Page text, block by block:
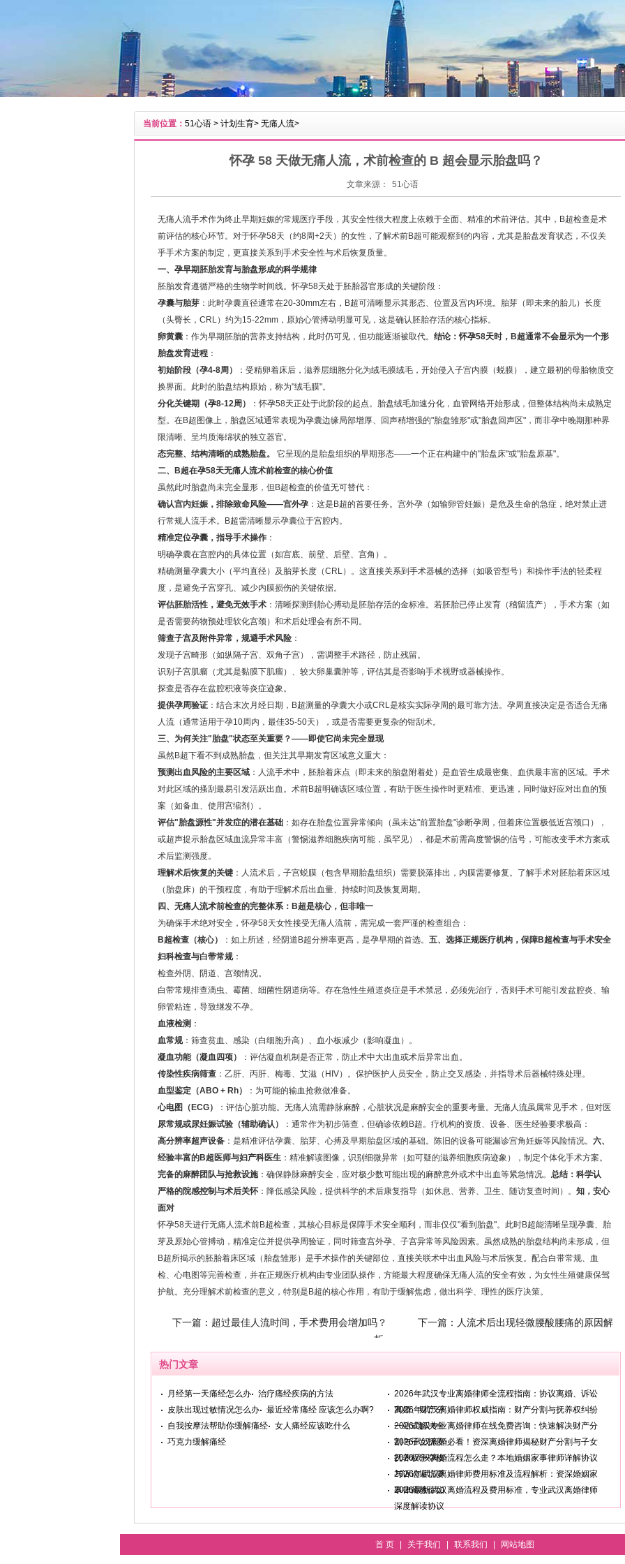
当前位置： 51心语 > 计划生育> 无痛人流>
怀孕 58 天做无痛人流，术前检查的 B 超会显示胎盘吗？
文章来源： 51心语
无痛人流手术作为终止早期妊娠的常规医疗手段，其安全性很大程度上依赖于全面、精准的术前评估。其中，B超检查是术
前评估的核心环节。对于怀孕58天（约8周+2天）的女性，了解术前B超可能观察到的内容，尤其是胎盘发育状态，不仅关
乎手术方案的制定，更直接关系到手术安全性与术后恢复质量。
一、孕早期胚胎发育与胎盘形成的科学规律
胚胎发育遵循严格的生物学时间线。怀孕58天处于胚胎器官形成的关键阶段：
孕囊与胎芽 ：此时孕囊直径通常在20-30mm左右，B超可清晰显示其形态、位置及宫内环境。胎芽（即未来的胎儿）长度
（头臀长，CRL）约为15-22mm，原始心管搏动明显可见，这是确认胚胎存活的核心指标。
卵黄囊 ：作为早期胚胎的营养支持结构，此时仍可见，但功能逐渐被取代。
胎盘发育进程 ：
初始阶段（孕4-8周）
：受精卵着床后，滋养层细胞分化为绒毛膜绒毛，开始侵入子宫内膜（蜕膜），建立最初的母胎物质交
换界面。此时的胎盘结构原始，称为"绒毛膜"。
分化关键期（孕8-12周）
：怀孕58天正处于此阶段的起点。胎盘绒毛加速分化，血管网络开始形成，但整体结构尚未成熟定
型。在B超图像上，胎盘区域通常表现为孕囊边缘局部增厚、回声稍增强的"胎盘雏形"或"胎盘回声区"，而非孕中晚期那种界
限清晰、呈均质海绵状的独立器官。
结论：怀孕58天时，B超通常不会显示为一个形
态完整、结构清晰的成熟胎盘。
它呈现的是胎盘组织的早期形态——一个正在构建中的"胎盘床"或"胎盘原基"。
二、B超在孕58天无痛人流术前检查的核心价值
虽然此时胎盘尚未完全显形，但B超检查的价值无可替代：
确认宫内妊娠，排除致命风险——宫外孕 ：这是B超的首要任务。宫外孕（如输卵管妊娠）是危及生命的急症，绝对禁止进
行常规人流手术。B超需清晰显示孕囊位于宫腔内。
精准定位孕囊，指导手术操作 ：
明确孕囊在宫腔内的具体位置（如宫底、前壁、后壁、宫角）。
精确测量孕囊大小（平均直径）及胎芽长度（CRL）。这直接关系到手术器械的选择（如吸管型号）和操作手法的轻柔程
度，是避免子宫穿孔、减少内膜损伤的关键依据。
评估胚胎活性，避免无效手术 ：清晰探测到胎心搏动是胚胎存活的金标准。若胚胎已停止发育（稽留流产），手术方案（如
是否需要药物预处理软化宫颈）和术后处理会有所不同。
筛查子宫及附件异常，规避手术风险 ：
发现子宫畸形（如纵隔子宫、双角子宫），需调整手术路径，防止残留。
识别子宫肌瘤（尤其是黏膜下肌瘤）、较大卵巢囊肿等，评估其是否影响手术视野或器械操作。
探查是否存在盆腔积液等炎症迹象。
提供孕周验证 ：结合末次月经日期，B超测量的孕囊大小或CRL是核实实际孕周的最可靠方法。孕周直接决定是否适合无痛
人流（通常适用于孕10周内，最佳35-50天），或是否需要更复杂的钳刮术。
三、为何关注"胎盘"状态至关重要？——即使它尚未完全显现
虽然B超下看不到成熟胎盘，但关注其早期发育区域意义重大：
预测出血风险的主要区域 ：人流手术中，胚胎着床点（即未来的胎盘附着处）是血管生成最密集、血供最丰富的区域。手术
对此区域的搔刮最易引发活跃出血。术前B超明确该区域位置，有助于医生操作时更精准、更迅速，同时做好应对出血的预
案（如备血、使用宫缩剂）。
评估"胎盘源性"并发症的潜在基础 ：如存在胎盘位置异常倾向（虽未达"前置胎盘"诊断孕周，但着床位置极低近宫颈口），
或超声提示胎盘区域血流异常丰富（警惕滋养细胞疾病可能，虽罕见），都是术前需高度警惕的信号，可能改变手术方案或
术后监测强度。
理解术后恢复的关键 ：人流术后，子宫蜕膜（包含早期胎盘组织）需要脱落排出，内膜需要修复。了解手术对胚胎着床区域
（胎盘床）的干预程度，有助于理解术后出血量、持续时间及恢复周期。
四、无痛人流术前检查的完整体系：B超是核心，但非唯一
为确保手术绝对安全，怀孕58天女性接受无痛人流前，需完成一套严谨的检查组合：
B超检查（核心）
：如上所述，经阴道B超分辨率更高，是孕早期的首选。
妇科检查与白带常规：
检查外阴、阴道、宫颈情况。
白带常规排查滴虫、霉菌、细菌性阴道病等。存在急性生殖道炎症是手术禁忌，必须先治疗，否则手术可能引发盆腔炎、输
卵管粘连，导致继发不孕。
血液检测 ：
血常规：筛查贫血、感染（白细胞升高）、血小板减少（影响凝血）。
凝血功能（凝血四项）
：评估凝血机制是否正常，防止术中大出血或术后异常出血。
传染性疾病筛查 ：乙肝、丙肝、梅毒、艾滋（HIV）。保护医护人员安全，防止交叉感染，并指导术后器械特殊处理。
血型鉴定（ABO + Rh）
：为可能的输血抢救做准备。
心电图（ECG）
：评估心脏功能。无痛人流需静脉麻醉，心脏状况是麻醉安全的重要考量。
尿常规或尿妊娠试验（辅助确认）
：通常作为初步筛查，但确诊依赖B超。
五、选择正规医疗机构，保障B超检查与手术安全
无痛人流虽属常见手术，但对医
疗机构的资质、设备、医生经验要求极高：
高分辨率超声设备 ：是精准评估孕囊、胎芽、心搏及早期胎盘区域的基础。陈旧的设备可能漏诊宫角妊娠等风险情况。
经验丰富的B超医师与妇产科医生 ：精准解读图像，识别细微异常（如可疑的滋养细胞疾病迹象），制定个体化手术方案。
完备的麻醉团队与抢救设施：确保静脉麻醉安全，应对极少数可能出现的麻醉意外或术中出血等紧急情况。
严格的院感控制与术后关怀 ：降低感染风险，提供科学的术后康复指导（如休息、营养、卫生、随访复查时间）。
六、
总结：科学认
知，安心
面对
怀孕58天进行无痛人流术前B超检查，其核心目标是保障手术安全顺利，而非仅仅"看到胎盘"。此时B超能清晰呈现孕囊、胎
芽及原始心管搏动，精准定位并提供孕周验证，同时筛查宫外孕、子宫异常等风险因素。虽然成熟的胎盘结构尚未形成，但
B超所揭示的胚胎着床区域（胎盘雏形）是手术操作的关键部位，直接关联术中出血风险与术后恢复。配合白带常规、血
检、心电图等完善检查，并在正规医疗机构由专业团队操作，方能最大程度确保无痛人流的安全有效，为女性生殖健康保驾
护航。充分理解术前检查的意义，特别是B超的核心作用，有助于缓解焦虑，做出科学、理性的医疗决策。
下一篇： 超过最佳人流时间，手术费用会增加吗？ 下一篇： 人流术后出现轻微腰酸腰痛的原因解
析
热门文章
月经第一天痛经怎么办
治疗痛经疾病的方法
皮肤出现过敏情况怎么办
最近经常痛经 应该怎么办啊?
自我按摩法帮助你缓解痛经
女人痛经应该吃什么
巧克力缓解痛经
2026年武汉专业离婚律师全流程指南：协议离婚、诉讼
离婚、财产分
2026年武汉离婚律师权威指南：财产分割与抚养权纠纷
一站式解决全
2026武汉专业离婚律师在线免费咨询：快速解决财产分
割与子女抚养
2026武汉离婚必看！资深离婚律师揭秘财产分割与子女
抚养权争夺核
2026武汉离婚流程怎么走？本地婚姻家事律师详解协议
与诉讼避坑要
2026年武汉离婚律师费用标准及流程解析：资深婚姻家
事律师教你如
2026最新武汉离婚流程及费用标准，专业武汉离婚律师
深度解读协议
首 页 关于我们 联系我们 网站地图